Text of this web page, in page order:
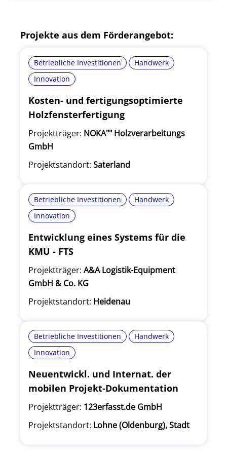
Projekte aus dem Förderangebot:
Betriebliche Investitionen
Handwerk
Innovation
Kosten- und fertigungsoptimierte
Holzfensterfertigung
Projektträger: NOKA"" Holzverarbeitungs
GmbH
Projektstandort: Saterland
Betriebliche Investitionen
Handwerk
Innovation
Entwicklung eines Systems für die
KMU - FTS
Projektträger: A&A Logistik-Equipment
GmbH & Co. KG
Projektstandort: Heidenau
Betriebliche Investitionen
Handwerk
Innovation
Neuentwickl. und Internat. der
mobilen Projekt-Dokumentation
Projektträger: 123erfasst.de GmbH
Projektstandort: Lohne (Oldenburg), Stadt